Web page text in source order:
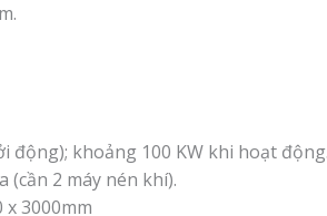
động); khoảng 100 KW khi hoạt động.
(cần 2 máy nén khí).
x 3000mm